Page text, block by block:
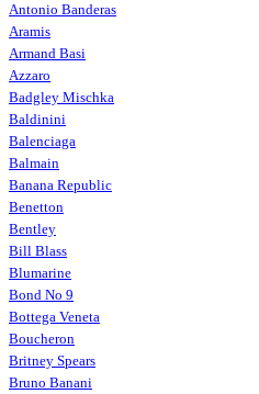
Antonio Banderas
Aramis
Armand Basi
Azzaro
Badgley Mischka
Baldinini
Balenciaga
Balmain
Banana Republic
Benetton
Bentley
Bill Blass
Blumarine
Bond No 9
Bottega Veneta
Boucheron
Britney Spears
Bruno Banani